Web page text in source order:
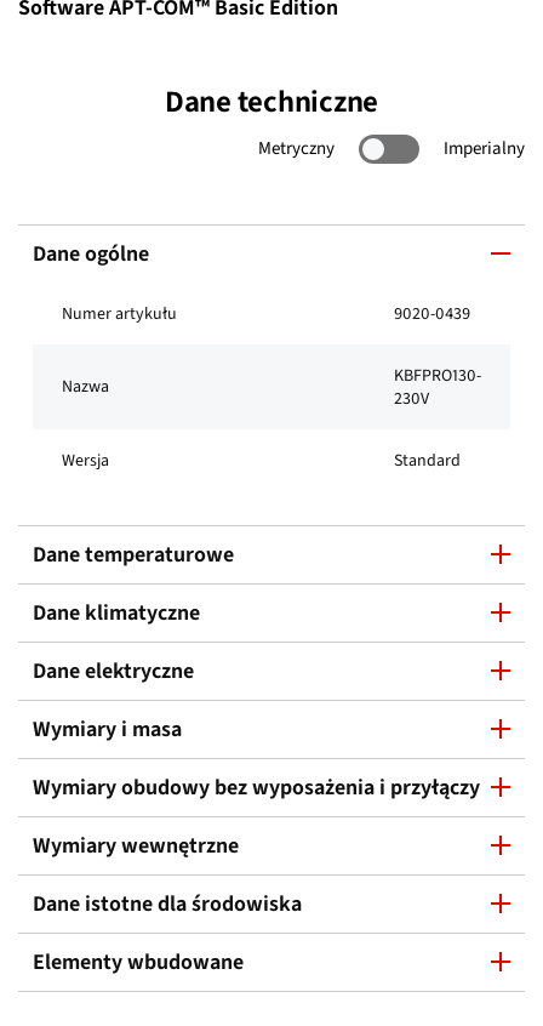
Software APT-COM™ Basic Edition
Dane techniczne
Metryczny Imperialny
Dane ogólne
Numer artykułu 9020-0439
Nazwa
KBFPRO130-
230V
Wersja Standard
Dane temperaturowe
Dane klimatyczne
Dane elektryczne
Wymiary i masa
Wymiary obudowy bez wyposażenia i przyłączy
Wymiary wewnętrzne
Dane istotne dla środowiska
Elementy wbudowane